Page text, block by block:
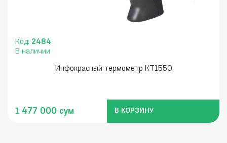
Код: 2484
В наличии
Инфокрасный термометр KT1550
1 477 000 сум В КОРЗИНУ